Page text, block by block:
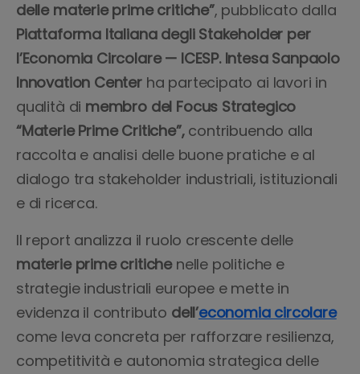
delle materie prime critiche”, pubblicato dalla
Piattaforma Italiana degli Stakeholder per
l’Economia Circolare — ICESP. Intesa Sanpaolo
Innovation Center ha partecipato ai lavori in
qualità di membro del Focus Strategico
“Materie Prime Critiche”,contribuendo alla
raccolta e analisi delle buone pratiche e al
dialogo tra stakeholder industriali, istituzionali
e di ricerca.
Il report analizza il ruolo crescente delle
materie prime critiche nelle politiche e
strategie industriali europee e mette in
evidenza il contributo dell’economia circolare
come leva concreta per rafforzare resilienza,
competitività e autonomia strategica delle